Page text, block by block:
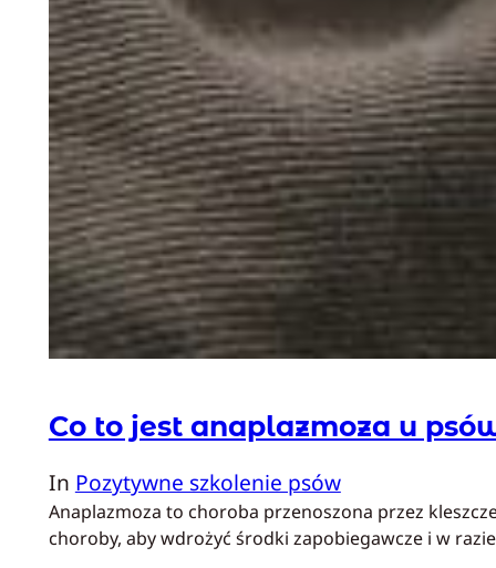
Co to jest anaplazmoza u
In Pozytywne szkolenie psów
Anaplazmoza to choroba przenoszona przez
choroby, aby wdrożyć środki zapobiegawcze i w